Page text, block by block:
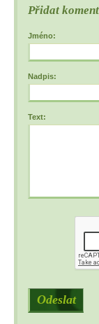
Přidat
Jméno:
Nadpis:
Text: